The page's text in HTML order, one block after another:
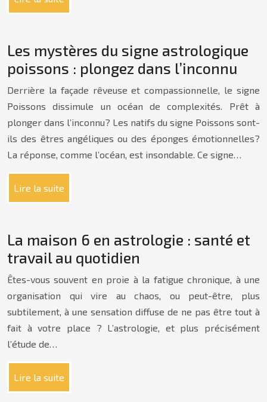
Les mystères du signe astrologique
poissons : plongez dans l’inconnu
Derrière la façade rêveuse et compassionnelle, le signe
Poissons dissimule un océan de complexités. Prêt à
plonger dans l’inconnu? Les natifs du signe Poissons sont-
ils des êtres angéliques ou des éponges émotionnelles?
La réponse, comme l’océan, est insondable. Ce signe…
Lire la suite
La maison 6 en astrologie : santé et
travail au quotidien
Êtes-vous souvent en proie à la fatigue chronique, à une
organisation qui vire au chaos, ou peut-être, plus
subtilement, à une sensation diffuse de ne pas être tout à
fait à votre place ? L’astrologie, et plus précisément
l’étude de…
Lire la suite